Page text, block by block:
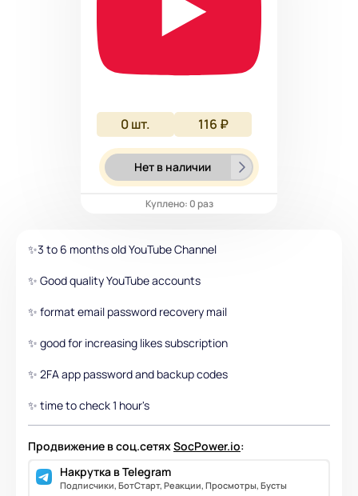
0шт. 116 ₽
Нет в наличии
Куплено: 0 раз
✨3 to 6 months old YouTube Channel
✨ Good quality YouTube accounts
✨ format email password recovery mail
✨ good for increasing likes subscription
✨ 2FA app password and backup codes
✨ time to check 1 hour's
Продвижение в соц.сетяхSocPower.io:
Накрутка в Telegram
Подписчики, БотСтарт, Реакции, Просмотры, Бусты